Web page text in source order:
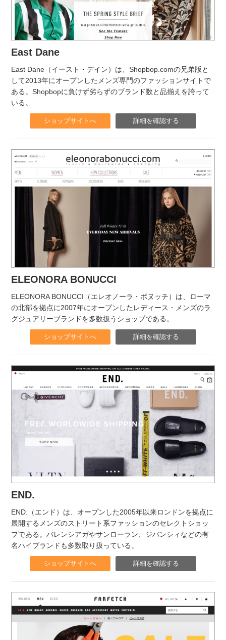
East Dane
East Dane（イースト・デイン）は、Shopbop.comの兄弟版と
して2013年にオープンしたメンズ専門のファッションサイトで
ある。Shopbopに負けず劣らずのブランド数と品揃えを誇って
いる。
ショップサイトへ 詳細を確認する
ELEONORA BONUCCI
ELEONORA BONUCCI（エレオノーラ・ボヌッチ）は、ローマ
の北部を拠点に2007年にオープンしたレディース・メンズのラ
グジュアリーブランドを多数扱うショップである。
ショップサイトへ 詳細を確認する
END.
END.（エンド）は、オープンした2005年以来ロンドンを拠点に
展開するメンズのストリート系ファッションのセレクトショッ
プである。バレンシアガやサンローラン、ジバンシィなどの有
名ハイブランドも多数取り扱っている。
ショップサイトへ 詳細を確認する